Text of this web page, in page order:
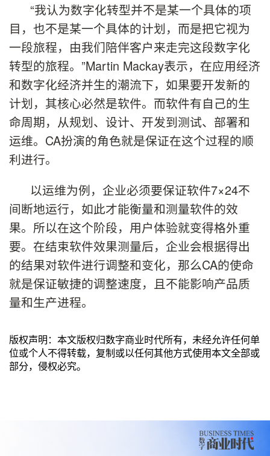
“我认为数字化转型并不是某一个具体的项
目，也不是某一个具体的计划，而是把它视为
一段旅程，由我们陪伴客户来走完这段数字化
转型的旅程。”Martin Mackay表示，在应用经济
和数字化经济并生的潮流下，如果要开发新的
计划，其核心必然是软件。而软件有自己的生
命周期，从规划、设计、开发到测试、部署和
运维。CA扮演的角色就是保证在这个过程的顺
利进行。
以运维为例，企业必须要保证软件7×24不
间断地运行，如此才能衡量和测量软件的效
果。所以在这个阶段，用户体验就变得格外重
要。在结束软件效果测量后，企业会根据得出
的结果对软件进行调整和变化，那么CA的使命
就是保证敏捷的调整速度，且不能影响产品质
量和生产进程。
版权声明：本文版权归数字商业时代所有，未经允许任何单
位或个人不得转载，复制或以任何其他方式使用本文全部或
部分，侵权必究。